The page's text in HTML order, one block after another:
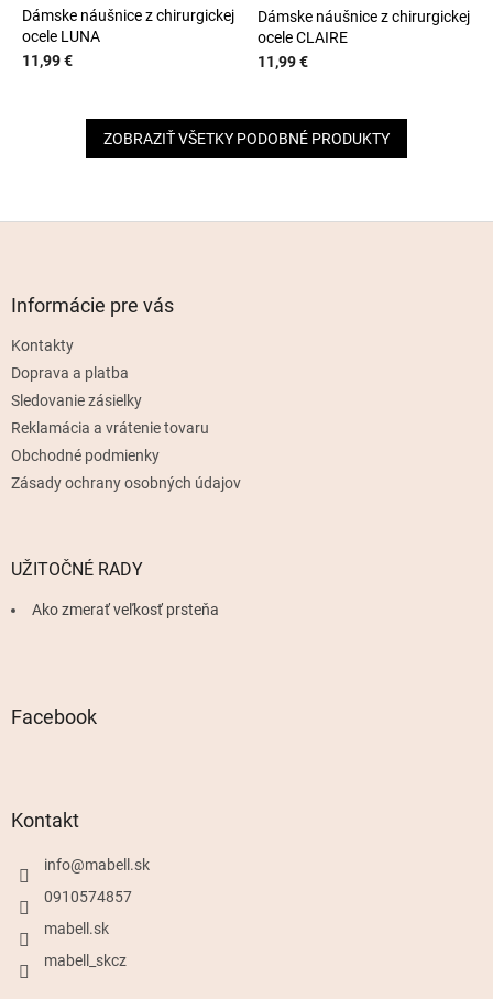
Dámske náušnice z chirurgickej
ocele LUNA
11,99 €
Dámske náušnice z chirurgickej
ocele CLAIRE
11,99 €
ZOBRAZIŤ VŠETKY PODOBNÉ PRODUKTY
Informácie pre vás
Kontakty
Doprava a platba
Sledovanie zásielky
Reklamácia a vrátenie tovaru
Obchodné podmienky
Zásady ochrany osobných údajov
UŽITOČNÉ RADY
Ako zmerať veľkosť prsteňa
Facebook
Kontakt
info@mabell.sk
0910574857
mabell.sk
mabell_skcz